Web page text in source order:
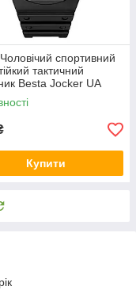
спортивний
тактичний
Besta Jocker UA
Купити